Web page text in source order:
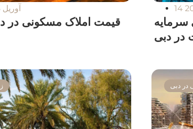
25 آوریل 2023
قیمت املاک مسکونی در
سرمایه
در دبی
در دبی